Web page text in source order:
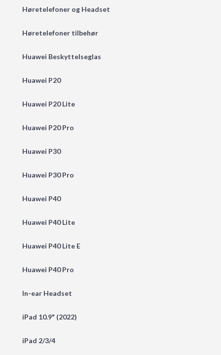
Høretelefoner og Headset
Høretelefoner tilbehør
Huawei Beskyttelseglas
Huawei P20
Huawei P20 Lite
Huawei P20 Pro
Huawei P30
Huawei P30 Pro
Huawei P40
Huawei P40 Lite
Huawei P40 Lite E
Huawei P40 Pro
In-ear Headset
iPad 10.9" (2022)
iPad 2/3/4